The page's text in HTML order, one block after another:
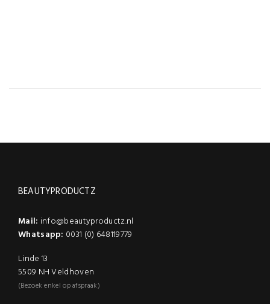
BEAUTYPRODUCTZ
Mail: info@beautyproductz.nl
Whatsapp: 0031 (0) 648119779
Linde 13
5509 NH Veldhoven
(Bezoek enkel op afspraak)